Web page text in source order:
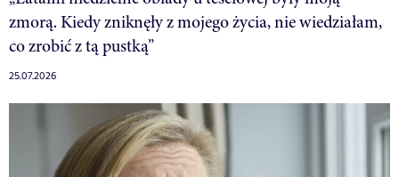
zmorą. Kiedy zniknęły z mojego życia, nie wiedziałam,
co zrobić z tą pustką”
25.07.2026